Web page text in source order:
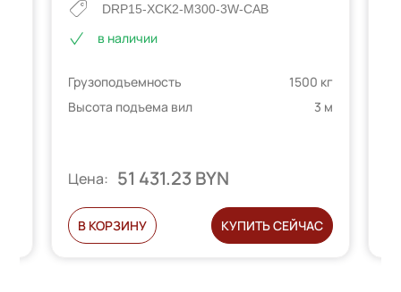
DRP15-XCK2-M300-3W-CAB
в наличии
Грузоподъемность
1500 кг
Высота подъема вил
3 м
Цена: 51 431.23 BYN
В КОРЗИНУ КУПИТЬ СЕЙЧАС